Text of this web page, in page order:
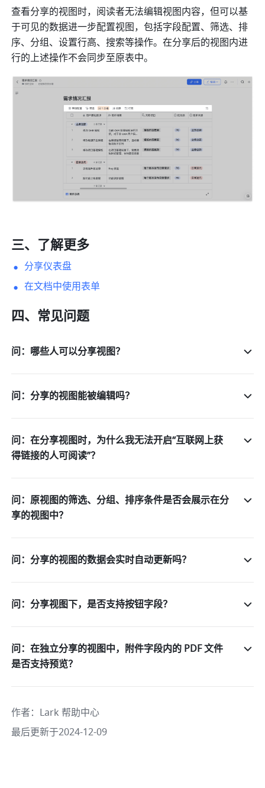
查看分享的视图时，阅读者无法编辑视图内容，但可以基
于可见的数据进一步配置视图，包括字段配置、筛选、排
序、分组、设置行高、搜索等操作。在分享后的视图内进
行的上述操作不会同步至原表中。
三、了解更多
分享仪表盘
在文档中使用表单
四、常见问题
问：哪些人可以分享视图？
问：分享的视图能被编辑吗？
问：在分享视图时，为什么我无法开启“互联网上获
得链接的人可阅读”？
问：原视图的筛选、分组、排序条件是否会展示在分
享的视图中？
问：分享的视图的数据会实时自动更新吗？
问：分享视图下，是否支持按钮字段？
问：在独立分享的视图中，附件字段内的 PDF 文件
是否支持预览？
作者： Lark 帮助中心
最后更新于2024-12-09